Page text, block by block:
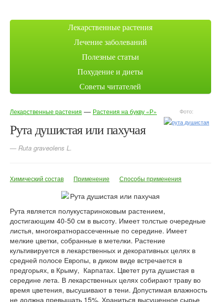
Лекарственные растения
Лечение заболеваний
Полезные статьи
Похудение и диеты
Советы читателей
Фото:
Лекарственные растения — Растения на букву «Р»
Рута душистая или пахучая
— Ruta graveolens L.
Химический состав Применение Способы применения
Рута является полукустариноковым растением,
достигающим 40-50 см в высоту. Имеет толстые очередные
листья, многократнорассеченные по середине. Имеет
мелкие цветки, собранные в метелки. Растение
культивируется в лекарственных и декоративных целях в
средней полосе Европы, в диком виде встречается в
предгорьях, в Крыму, Карпатах. Цветет рута душистая в
середине лета. В лекарственных целях собирают траву во
время цветения, высушивают в тени. Допустимая влажность
не должна превышать 15%. Храниться высушенное сырье